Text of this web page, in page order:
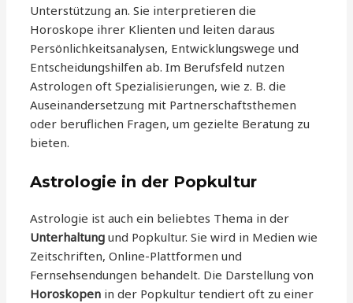
Unterstützung an. Sie interpretieren die
Horoskope ihrer Klienten und leiten daraus
Persönlichkeitsanalysen, Entwicklungswege und
Entscheidungshilfen ab. Im Berufsfeld nutzen
Astrologen oft Spezialisierungen, wie z. B. die
Auseinandersetzung mit Partnerschaftsthemen
oder beruflichen Fragen, um gezielte Beratung zu
bieten.
Astrologie in der Popkultur
Astrologie ist auch ein beliebtes Thema in der
Unterhaltung und Popkultur. Sie wird in Medien wie
Zeitschriften, Online-Plattformen und
Fernsehsendungen behandelt. Die Darstellung von
Horoskopen in der Popkultur tendiert oft zu einer